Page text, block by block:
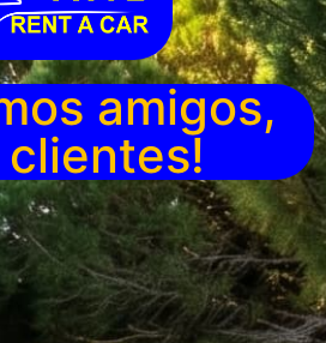
amigos,
clientes!